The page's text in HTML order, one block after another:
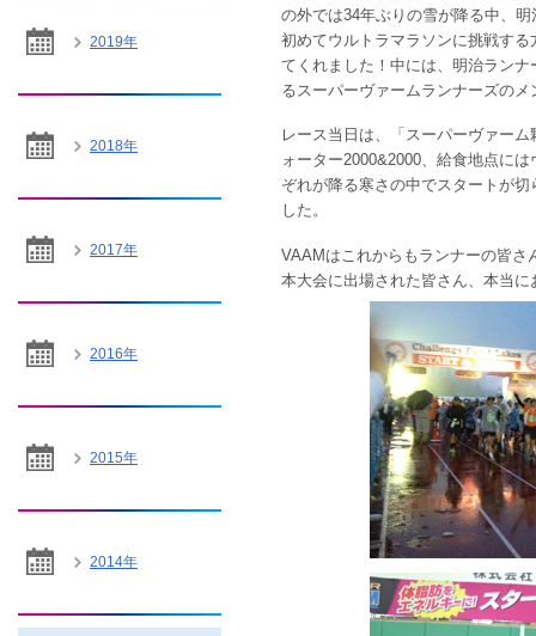
の外では34年ぶりの雪が降る中、
初めてウルトラマラソンに挑戦す
てくれました！中には、明治ラン
るスーパーヴァームランナーズの
レース当日は、「スーパーヴァー
ォーター2000&2000、給食地点に
ぞれが降る寒さの中でスタートが
した。
VAAMはこれからもランナーの皆さ
本大会に出場された皆さん、本当に
2019年
2018年
2017年
2016年
2015年
2014年